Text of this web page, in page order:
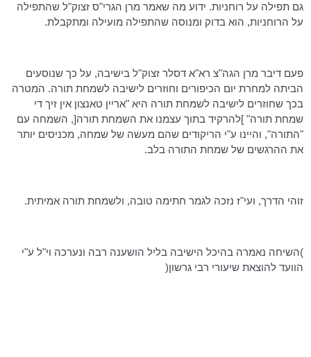
גם תפילה על רוחניות. ידוע מה שאמר מרן הגרי"ס זצוק"ל שהתפילה
על הרוחניות, הוא בדוק ומנוסה שהתפילה מועילה ומתקבלת.
פעם דיבר מרן הגה"צ רא"א דסלר זצוק"ל בישיבה, על כך שנוסעים
הביתה למחרת יום הכיפורים וחוזרים לישיבה לשמחת תורה. המטרה
בכך שחוזרים לישיבה לשמחת תורה היא "אריין טאנצון אין זיך די
שמחת תורה" ]להרקיד בתוך עצמנו את השמחת תורה[, השמחה עם
"התורה", והיינו ע"י הריקודים שהם מעשה של שמחה, מכניסים יותר
את ההרגשים של שמחת התורה בלב.
זוהי הדרך, ועי"ז נזכה לגמר חתימה טובה, ולשמחת תורה אמיתית.
)השיחה נאמרה בהיכל הישיבה בליל הושענה רבה ונערכה וי"ל ע"י
הוועד להוצאת שיעורי רבי גרשון(